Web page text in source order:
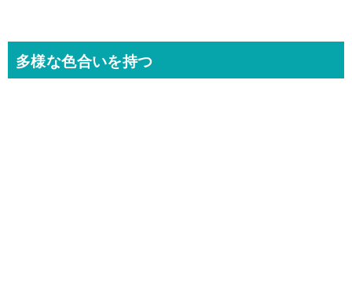
多様な色合いを持つ